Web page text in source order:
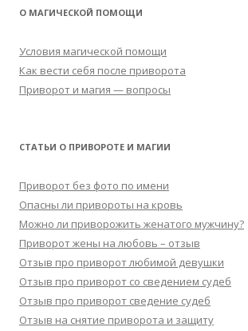
О МАГИЧЕСКОЙ ПОМОЩИ
Условия магической помощи
Как вести себя после приворота
Приворот и магия — вопросы
СТАТЬИ О ПРИВОРОТЕ И МАГИИ
Приворот без фото по имени
Опасны ли привороты на кровь
Можно ли приворожить женатого мужчину?
Приворот жены на любовь – отзыв
Отзыв про приворот любимой девушки
Отзыв про приворот со сведением судеб
Отзыв про приворот сведение судеб
Отзыв на снятие приворота и защиту